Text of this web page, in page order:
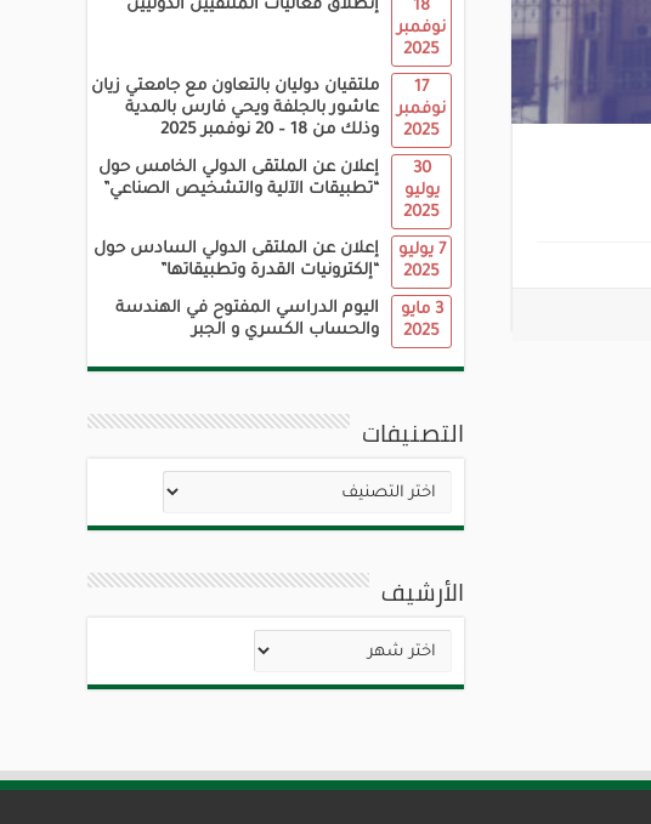
إنطلاق فعاليات الملتقيين الدوليين
18
نوفمبر
2025
ملتقيان دوليان بالتعاون مع جامعتي زيان
عاشور بالجلفة ويحي فارس بالمدية
وذلك من 18 – 20 نوفمبر 2025
17
نوفمبر
2025
إعلان عن الملتقى الدولي الخامس حول
“تطبيقات الآلية والتشخيص الصناعي”
30
يوليو
2025
إعلان عن الملتقى الدولي السادس حول
“إلكترونيات القدرة وتطبيقاتها”
7 يوليو
2025
اليوم الدراسي المفتوح في الهندسة
والحساب الكسري و الجبر
3 مايو
2025
التصنيفات
التصنيفات
الأرشيف
الأرشيف